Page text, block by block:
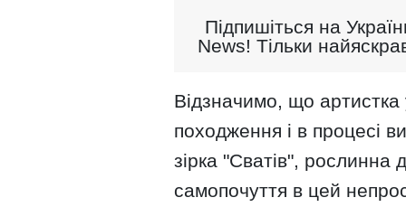
Підпишіться на
News! Тільки
Відзначимо, що артистка
походження і в процесі
зірка "Сватів", рослинна
самопочуття в цей